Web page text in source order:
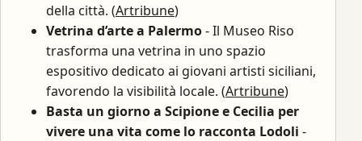
della città. (Artribune)
Vetrina d’arte a Palermo- Il Museo Riso
trasforma una vetrina in uno spazio
espositivo dedicato ai giovani artisti siciliani,
favorendo la visibilità locale. (Artribune)
Basta un giorno a Scipione e Cecilia per
vivere una vita come lo racconta Lodoli -